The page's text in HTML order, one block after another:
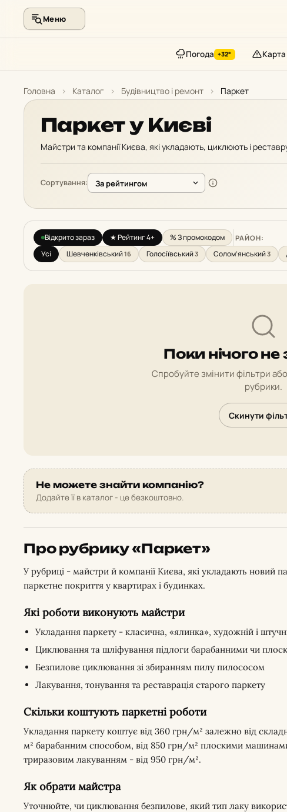
контенту
Меню
Погода +32° Карта
Головна › Каталог › Будівництво і ремонт › Паркет
Паркет у Києві
Майстри та компанії Києва, які укладають, циклюють і
Сортування:
Відкрито зараз ★ Рейтинг 4+ % З промокодом РАЙОН:
Усі Шевченківський16 Голосіївський3 Солом’янський3
Поки нічого
Спробуйте змінити фільтри
рубрики.
Скинути
Не можете знайти компанію?
Додайте її в каталог - це безкоштовно.
Про рубрику «Паркет»
У рубриці - майстри й компанії Києва, які укладають новий
паркетне покриття у квартирах і будинках.
Які роботи виконують майстри
Укладання паркету - класична, «ялинка», художній і
Циклювання та шліфування підлоги барабанними чи
Безпилове циклювання зі збиранням пилу пилососом
Лакування, тонування та реставрація старого паркету
Скільки коштують паркетні роботи
Укладання паркету коштує від 360 грн/м² залежно від
м² барабанним способом, від 850 грн/м² плоскими
триразовим лакуванням - від 950 грн/м².
Як обрати майстра
Уточнюйте, чи циклювання безпилове, який тип лаку